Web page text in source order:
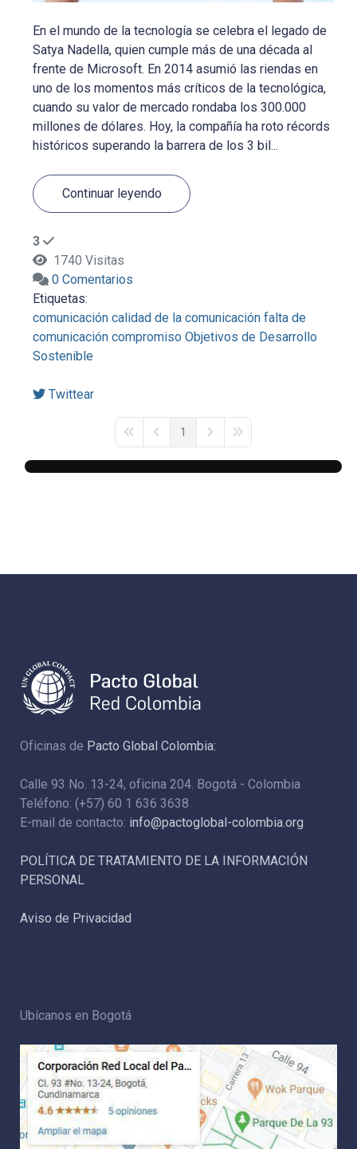
En el mundo de la tecnología se celebra el legado de
Satya Nadella, quien cumple más de una década al
frente de Microsoft. En 2014 asumió las riendas en
uno de los momentos más críticos de la tecnológica,
cuando su valor de mercado rondaba los 300.000
millones de dólares. Hoy, la compañía ha roto récords
históricos superando la barrera de los 3 bil...
Continuar leyendo
3
1740 Visitas
0 Comentarios
Etiquetas:
comunicación calidad de la comunicación falta de
comunicación compromiso Objetivos de Desarrollo
Sostenible
Twittear
First PagePrevious Page
1
Next PageLast Page
Oficinas de Pacto Global Colombia:
Calle 93 No. 13-24, oficina 204. Bogotá - Colombia
Teléfono: (+57) 60 1 636 3638
E-mail de contacto: info@pactoglobal-colombia.org
POLÍTICA DE TRATAMIENTO DE LA INFORMACIÓN
PERSONAL
Aviso de Privacidad
Ubícanos en Bogotá